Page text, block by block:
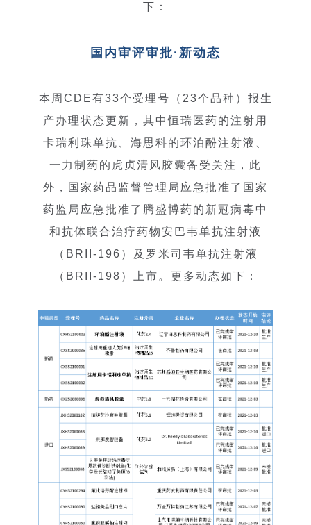
下：
国内审评审批·新动态
本周CDE有33个受理号（23个品种）报生
产办理状态更新，其中恒瑞医药的注射用
卡瑞利珠单抗、海思科的环泊酚注射液、
一力制药的虎贞清风胶囊备受关注，此
外，国家药品监督管理局应急批准了国家
药监局应急批准了腾盛博药的新冠病毒中
和抗体联合治疗药物安巴韦单抗注射液
（BRII-196）及罗米司韦单抗注射液
（BRII-198）上市。更多动态如下：